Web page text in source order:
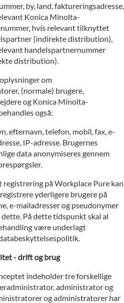
by, land, faktureringsadresse,
Konica Minolta-
hvis relevant tilknyttet
(indirekte distribution),
handelspartnernummer
distribution).
om
(normale) brugere,
og Konica Minolta-
også:
efternavn, telefon, mobil, fax, e-
IP-adresse. Brugernes
data anonymiseres gennem
registrering på Workplace Pure kan
yderligere brugere på
e-mailadresser og pseudonymer
På dette tidspunkt skal al
være underlagt
- drift og brug
indeholder tre forskellige
administrator og
og administratorer har